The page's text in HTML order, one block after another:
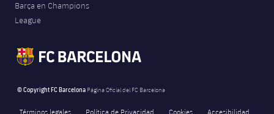
Barça en Champions
League
© Copyright FC Barcelona Página Oficial del FC Barcelona
Términos legales Política de Privacidad Cookies Accesibilidad